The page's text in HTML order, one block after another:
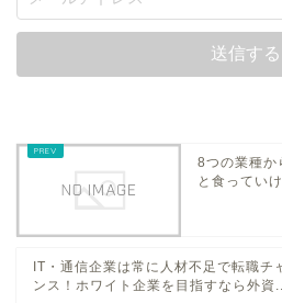
8つの業種か
と食ってい
IT・通信企業は常に人材不足で転職チ
ンス！ホワイト企業を目指すなら外資...